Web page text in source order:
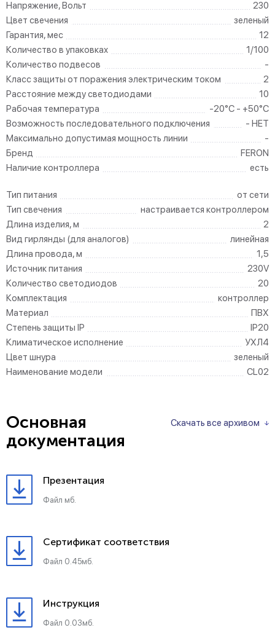
Напряжение, Вольт
230
Цвет свечения
зеленый
Гарантия, мес
12
Количество в упаковках
1/100
Количество подвесов
-
Класс защиты от поражения электрическим током
2
Расстояние между светодиодами
10
Рабочая температура
-20°C - +50°C
Возможность последовательного подключения
- НЕТ
Максимально допустимая мощность линии
-
Бренд
FERON
Наличие контроллера
есть
Тип питания
от сети
Тип свечения
настраивается контроллером
Длина изделия, м
2
Вид гирлянды (для аналогов)
линейная
Длина провода, м
1,5
Источник питания
230V
Количество светодиодов
20
Комплектация
контроллер
Материал
ПВХ
Степень защиты IP
IP20
Климатическое исполнение
УХЛ4
Цвет шнура
зеленый
Наименование модели
CL02
Скачать все архивом
Основная
документация
Презентация
Файл мб.
Сертификат соответствия
Файл 0.45мб.
Инструкция
Файл 0.03мб.